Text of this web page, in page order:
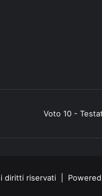
Voto 10 -
diritti riservati |